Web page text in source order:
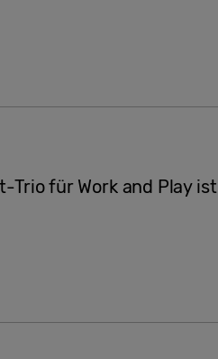
Trio für Work and Play ist